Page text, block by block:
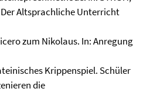
Altsprachliche Unterricht
zum Nikolaus. In: Anregung
Krippenspiel. Schüler
die